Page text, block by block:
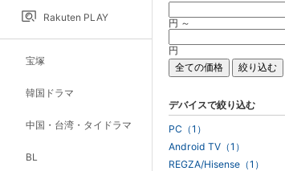
Rakuten PLAY
宝塚
韓国ドラマ
中国・台湾・タイドラマ
BL
円 ～
円
デバイスで絞り込む
PC（1）
Android TV（1）
REGZA/Hisense（1）